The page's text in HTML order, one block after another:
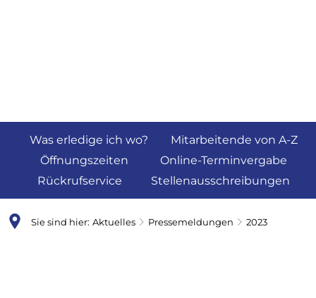
Was erledige ich wo?
Mitarbeitende von A-Z
Öffnungszeiten
Online-Terminvergabe
Rückrufservice
Stellenausschreibungen
Sie sind hier: Aktuelles Pressemeldungen 2023